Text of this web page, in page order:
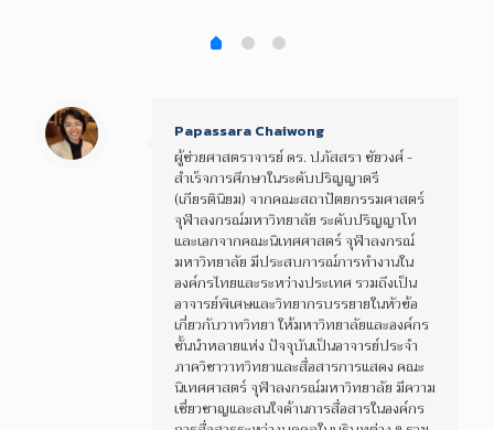
Papassara Chaiwong
ผู้ช่วยศาสตราจารย์ ดร. ปภัสสรา ชัยวงศ์ -
สำเร็จการศึกษาในระดับปริญญาตรี
(เกียรตินิยม) จากคณะสถาปัตยกรรมศาสตร์
จุฬาลงกรณ์มหาวิทยาลัย ระดับปริญญาโท
และเอกจากคณะนิเทศศาสตร์ จุฬาลงกรณ์
มหาวิทยาลัย มีประสบการณ์การทำงานใน
องค์กรไทยและระหว่างประเทศ รวมถึงเป็น
อาจารย์พิเศษและวิทยากรบรรยายในหัวข้อ
เกี่ยวกับวาทวิทยา ให้มหาวิทยาลัยและองค์กร
ชั้นนำหลายแห่ง ปัจจุบันเป็นอาจารย์ประจำ
ภาควิชาวาทวิทยาและสื่อสารการแสดง คณะ
นิเทศศาสตร์ จุฬาลงกรณ์มหาวิทยาลัย มีความ
เชี่ยวชาญและสนใจด้านการสื่อสารในองค์กร